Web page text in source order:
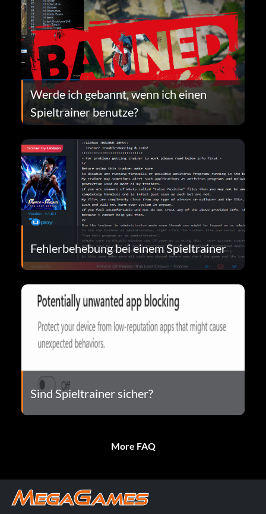
Werde ich gebannt, wenn ich einen
Spieltrainer benutze?
Fehlerbehebung bei einem Spieltrainer
Sind Spieltrainer sicher?
More FAQ